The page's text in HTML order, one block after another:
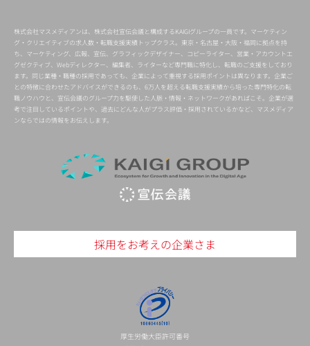
株式会社マスメディアンは、株式会社宣伝会議と構成するKAIGIグループの一員です。マーケティン
グ・クリエイティブの求人数・転職支援実績トップクラス。東京・名古屋・大阪・福岡に拠点を持
ち、マーケティング、広報、宣伝、グラフィックデザイナー、コピーライター、営業・アカウントエ
グゼクティブ、Webディレクター、編集者、ライターなど専門職に特化し、転職のご支援をしており
ます。同じ業種・職種の採用であっても、企業によって重視する採用ポイントは異なります。企業ご
との特徴に合わせたアドバイスができるのも、6万人を超える転職支援実績から培った専門特化の転
職ノウハウと、宣伝会議のグループ力を駆使した人脈・情報・ネットワークがあればこそ。企業が選
考で注目しているポイントや、過去にどんな人がプラス評価・採用されているかなど、マスメディア
ンならではの情報をお伝えします。
採用をお考えの企業さま
厚生労働大臣許可番号